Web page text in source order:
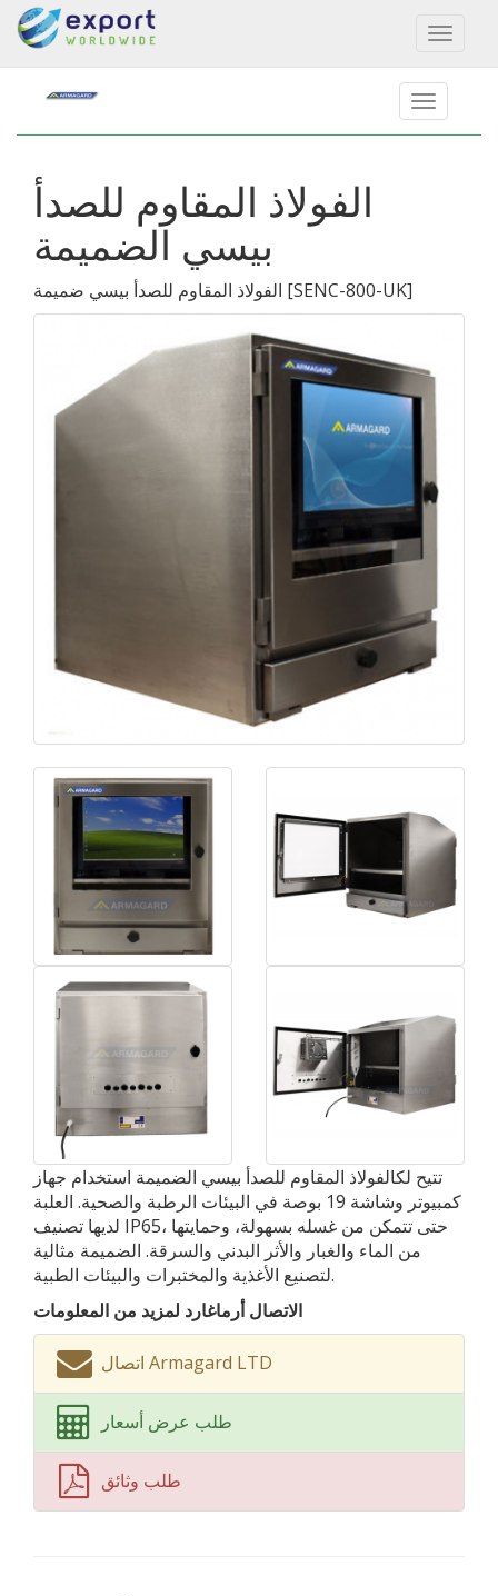
Toggle
الفولاذ المقاوم للصدأ
بيسي الضميمة
الفولاذ المقاوم للصدأ بيسي ضميمة [SENC-800-UK]
تتيح لكالفولاذ المقاوم للصدأ بيسي الضميمة استخدام جهاز
كمبيوتر وشاشة 19 بوصة في البيئات الرطبة والصحية. العلبة
لديها تصنيف IP65، حتى تتمكن من غسله بسهولة، وحمايتها
من الماء والغبار والأثر البدني والسرقة. الضميمة مثالية
لتصنيع الأغذية والمختبرات والبيئات الطبية.
الاتصال أرماغارد لمزيد من المعلومات
اتصال Armagard LTD
طلب عرض أسعار
طلب وثائق